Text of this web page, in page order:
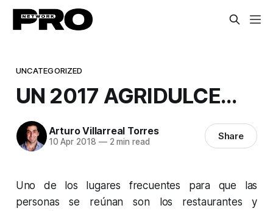
UNCATEGORIZED
UN 2017 AGRIDULCE…
Arturo Villarreal Torres
10 Apr 2018 —2 min read Share
Uno de los lugares frecuentes para que las
personas se reúnan son los restaurantes y